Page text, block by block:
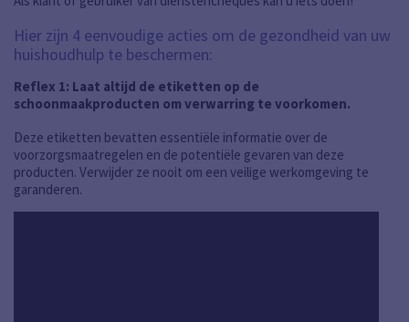
Hier zijn 4 eenvoudige acties om de gezondheid van uw
huishoudhulp te beschermen:
Reflex 1: Laat altijd de etiketten op de
schoonmaakproducten om verwarring te voorkomen.
Deze etiketten bevatten essentiële informatie over de
voorzorgsmaatregelen en de potentiële gevaren van deze
producten. Verwijder ze nooit om een veilige werkomgeving te
garanderen.